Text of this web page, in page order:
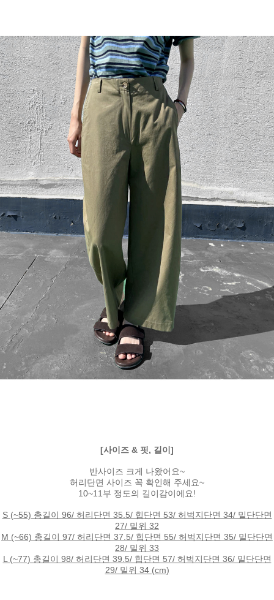
[사이즈 & 핏, 길이]
반사이즈 크게 나왔어요~
허리단면 사이즈 꼭 확인해 주세요~
10~11부 정도의 길이감이에요!
S (~55) 총길이 96/ 허리단면 35.5/ 힙단면 53/ 허벅지단면 34/ 밑단단면
27/ 밑위 32
M (~66) 총길이 97/ 허리단면 37.5/ 힙단면 55/ 허벅지단면 35/ 밑단단면
28/ 밑위 33
L (~77) 총길이 98/ 허리단면 39.5/ 힙단면 57/ 허벅지단면 36/ 밑단단면
29/ 밑위 34 (cm)